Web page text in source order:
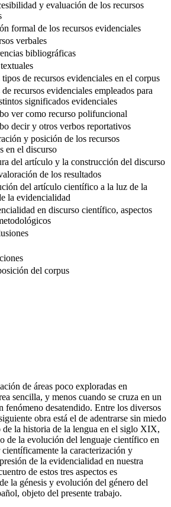
y evaluación de los recursos
formal de los recursos evidenciales
verbales
bibliográficas
de recursos evidenciales en el corpus
recursos evidenciales empleados para
significados evidenciales
ver como recurso polifuncional
decir y otros verbos reportativos
y posición de los recursos
en el discurso
del artículo y la construcción del discurso
de los resultados
del artículo científico a la luz de la
la evidencialidad
en discurso científico, aspectos
del corpus
de áreas poco exploradas en
sencilla, y menos cuando se cruza en un
fenómeno desatendido. Entre los diversos
obra está el de adentrarse sin miedo
de la historia de la lengua en el siglo XIX,
de la evolución del lenguaje científico en
la caracterización y
de la evidencialidad en nuestra
de estos tres aspectos es
la génesis y evolución del género del
objeto del presente trabajo.